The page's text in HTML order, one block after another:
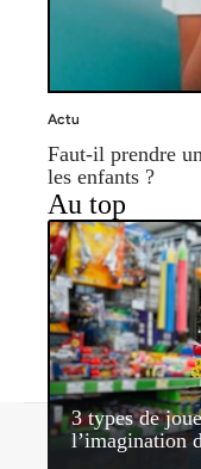
Actu
Faut-il prendre
les enfants ?
Au top
3 types de
l’imagination
Contact